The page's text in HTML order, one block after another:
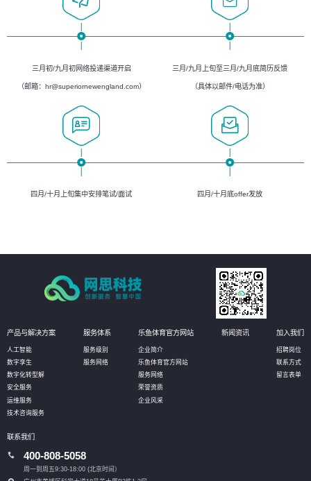
三月初/九月初网络投递渠道开启
（邮箱：hr@superiornewengland.com）
三月/九月上旬至三月/九月底简历反馈
（具体以邮件/电话为准）
四月/十月上旬集中安排笔试/面试 四月/十月底offer发放
产品与解决方案
人工智能
数字孪生
数字化转型解
安全服务
运维服务
技术咨询服务
服务体系
服务级别
服务网络
乐鱼体育官方网站
企业简介
乐鱼体育官方网站
服务网络
荣誉资质
企业风采
新闻资讯 加入我们
招聘岗位
联系方式
留言表单
联系我们
400-808-5058
周一到周五9:30-18:00 (北京时间）